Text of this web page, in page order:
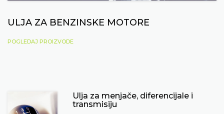
ULJA ZA BENZINSKE MOTORE
POGLEDAJ PROIZVODE
Ulja za menjače, diferencijale i
transmisiju